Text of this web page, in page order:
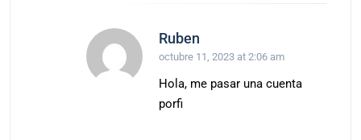
Ruben
octubre 11, 2023 at 2:06 am
Hola, me pasar una cuenta
porfi